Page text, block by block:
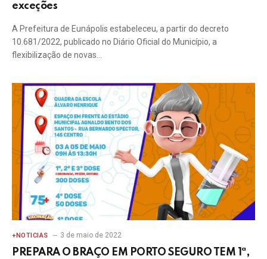
exceções
A Prefeitura de Eunápolis estabeleceu, a partir do decreto
10.681/2022, publicado no Diário Oficial do Município, a
flexibilização de novas…
+NOTICIAS 3 de maio de 2022
PREPARA O BRAÇO EM PORTO SEGURO TEM 1ª,